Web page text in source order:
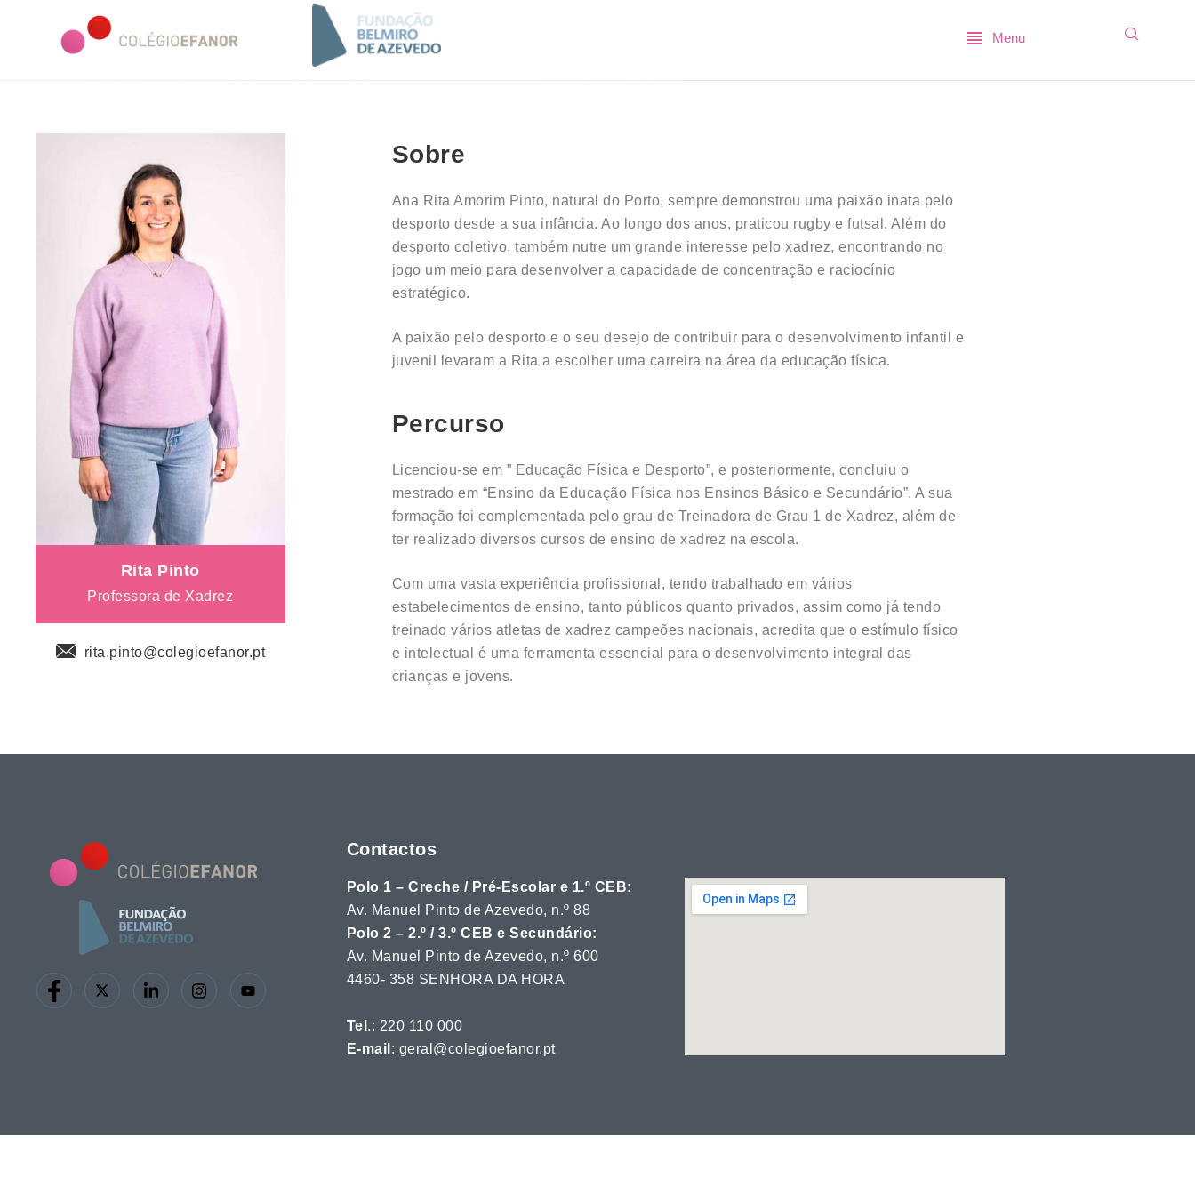
Menu
Rita Pinto
Professora de Xadrez
rita.pinto@colegioefanor.pt
Sobre
Ana Rita Amorim Pinto, natural do Porto, sempre demonstrou uma paixão inata pelo
desporto desde a sua infância. Ao longo dos anos, praticou rugby e futsal. Além do
desporto coletivo, também nutre um grande interesse pelo xadrez, encontrando no
jogo um meio para desenvolver a capacidade de concentração e raciocínio
estratégico.
A paixão pelo desporto e o seu desejo de contribuir para o desenvolvimento infantil e
juvenil levaram a Rita a escolher uma carreira na área da educação física.
Percurso
Licenciou-se em ” Educação Física e Desporto”, e posteriormente, concluiu o
mestrado em “Ensino da Educação Física nos Ensinos Básico e Secundário”. A sua
formação foi complementada pelo grau de Treinadora de Grau 1 de Xadrez, além de
ter realizado diversos cursos de ensino de xadrez na escola.
Com uma vasta experiência profissional, tendo trabalhado em vários
estabelecimentos de ensino, tanto públicos quanto privados, assim como já tendo
treinado vários atletas de xadrez campeões nacionais, acredita que o estímulo físico
e intelectual é uma ferramenta essencial para o desenvolvimento integral das
crianças e jovens.
Contactos
Polo 1 – Creche / Pré-Escolar e 1.º CEB:
Av. Manuel Pinto de Azevedo, n.º 88
Polo 2 – 2.º / 3.º CEB e Secundário:
Av. Manuel Pinto de Azevedo, n.º 600
4460- 358 SENHORA DA HORA
Tel .: 220 110 000
E-mail : geral@colegioefanor.pt